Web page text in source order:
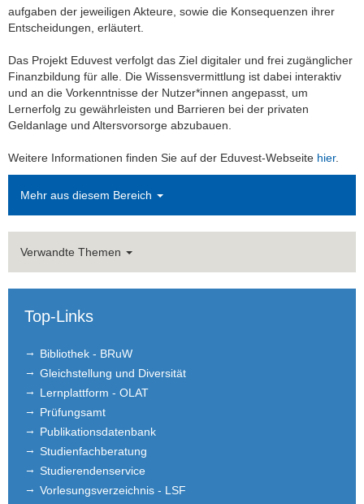
aufgaben der jeweiligen Akteure, sowie die Konsequenzen ihrer
Entscheidungen, erläutert.
Das Projekt Eduvest verfolgt das Ziel digitaler und frei zugänglicher
Finanzbildung für alle. Die Wissensvermittlung ist dabei interaktiv
und an die Vorkenntnisse der Nutzer*innen angepasst, um
Lernerfolg zu gewährleisten und Barrieren bei der privaten
Geldanlage und Altersvorsorge abzubauen.
Weitere Informationen finden Sie auf der Eduvest-Webseite hier.
Mehr aus diesem Bereich
Verwandte Themen
Top-Links
Bibliothek - BRuW
Gleichstellung und Diversität
Lernplattform - OLAT
Prüfungsamt
Publikationsdatenbank
Studienfachberatung
Studierendenservice
Vorlesungsverzeichnis - LSF